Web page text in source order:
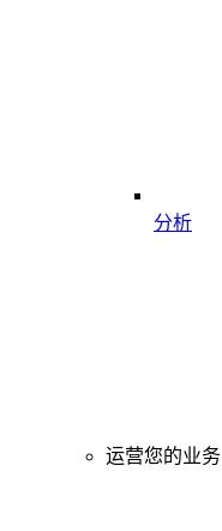
分析
运营您的业务